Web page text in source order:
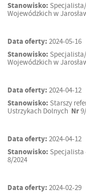
Stanowisko:
Wojewódzkich w
Data oferty: 2024-05-16
Stanowisko:
Wojewódzkich w
Data oferty: 2024-04-12
Stanowisko: Starszy
Ustrzykach Dolnych Nr
Data oferty: 2024-04-12
Stanowisko: Specjalista
8/2024
Data oferty: 2024-02-29